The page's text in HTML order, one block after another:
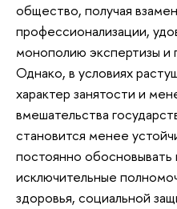
общество, получая
профессионализации,
монополию экспертизы и
Однако, в условиях
характер занятости и
вмешательства
становится менее
постоянно обосновывать
исключительные
здоровья, социальной